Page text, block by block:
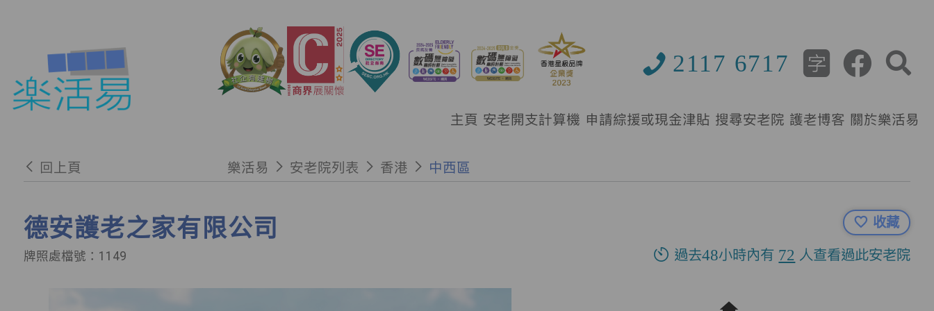
2117 6717
主頁 安老開支計算機 申請綜援或現金津貼 搜尋安老院 護老博客 關於樂活易
回上頁 樂活易 安老院列表 香港 中西區
德安護老之家有限公司
牌照處檔號：1149
收藏
過去48小時內有 72 人查看過此安老院